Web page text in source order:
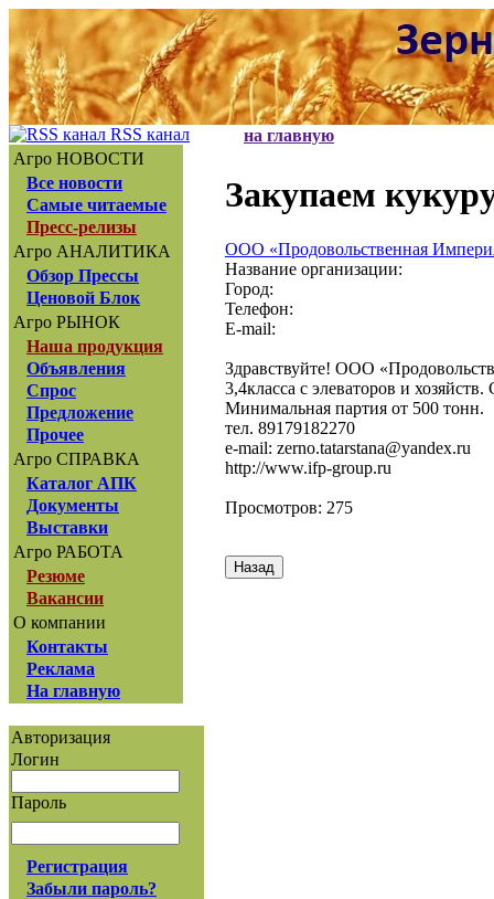
RSS канал
Агро НОВОСТИ
Все новости
Самые читаемые
Пресс-релизы
Агро АНАЛИТИКА
Обзор Прессы
Ценовой Блок
Агро РЫНОК
Наша продукция
Объявления
Спрос
Предложение
Прочее
Агро СПРАВКА
Каталог АПК
Документы
Выставки
Агро РАБОТА
Резюме
Вакансии
О компании
Контакты
Реклама
На главную
Авторизация
Логин
Пароль
Регистрация
Забыли пароль?
на главную
Закупаем
ООО «Продовольственная
Название организации:
Город:
Телефон:
E-mail:
Здравствуйте! ООО
3,4класса с элеваторов и
Минимальная партия от 500 тонн.
тел. 89179182270
e-mail: zerno.tatarstana@yandex.ru
http://www.ifp-group.ru
Просмотров: 275